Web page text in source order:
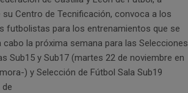
su Centro de Tecnificación, convoca a los
futbolistas para los entrenamientos que se
cabo la próxima semana para las Selecciones
Sub15 y Sub17 (martes 22 de noviembre en
) y Selección de Fútbol Sala Sub19
de